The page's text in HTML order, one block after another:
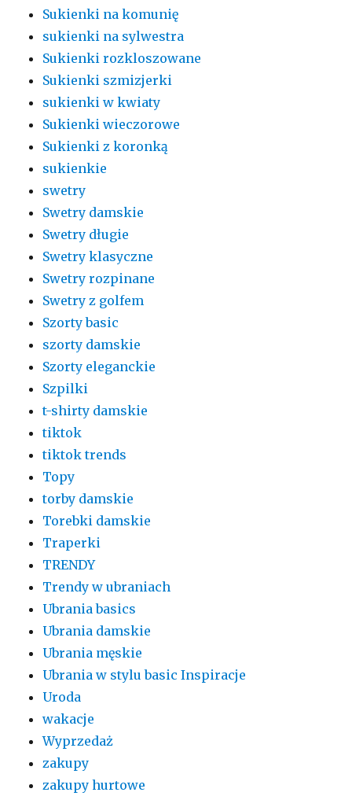
Sukienki na komunię
sukienki na sylwestra
Sukienki rozkloszowane
Sukienki szmizjerki
sukienki w kwiaty
Sukienki wieczorowe
Sukienki z koronką
sukienkie
swetry
Swetry damskie
Swetry długie
Swetry klasyczne
Swetry rozpinane
Swetry z golfem
Szorty basic
szorty damskie
Szorty eleganckie
Szpilki
t-shirty damskie
tiktok
tiktok trends
Topy
torby damskie
Torebki damskie
Traperki
TRENDY
Trendy w ubraniach
Ubrania basics
Ubrania damskie
Ubrania męskie
Ubrania w stylu basic Inspiracje
Uroda
wakacje
Wyprzedaż
zakupy
zakupy hurtowe